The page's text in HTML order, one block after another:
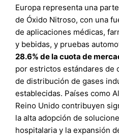
Europa representa una
de Óxido Nitroso, con una
de aplicaciones médicas,
y bebidas, y pruebas
28.6% de la cuota de
por estrictos estándares de
de distribución de gases
establecidas. Países como
Reino Unido contribuyen
la alta adopción de
hospitalaria y la expansión